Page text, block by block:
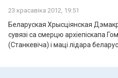
23 красавіка 2012, 19:51
Беларуская Хрысціянская
сувязі са смерцю архіепіскапа
(Станкевіча) і маці лідара